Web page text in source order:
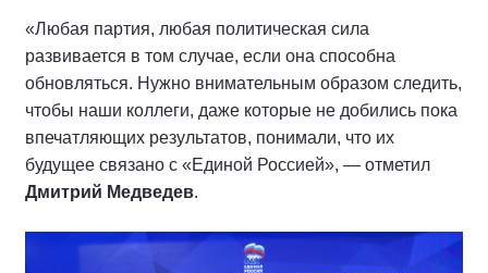
«Любая партия, любая политическая сила
развивается в том случае, если она способна
обновляться. Нужно внимательным образом следить,
чтобы наши коллеги, даже которые не добились пока
впечатляющих результатов, понимали, что их
будущее связано с «Единой Россией», — отметил
Дмитрий Медведев.